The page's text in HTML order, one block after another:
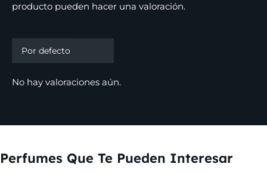
No hay valoraciones aún.
producto pueden hacer una valoración.
Perfumes Que Te Pueden Interesar